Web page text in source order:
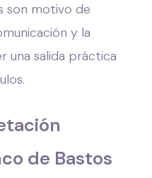
son motivo de
y la
una salida práctica
de Bastos